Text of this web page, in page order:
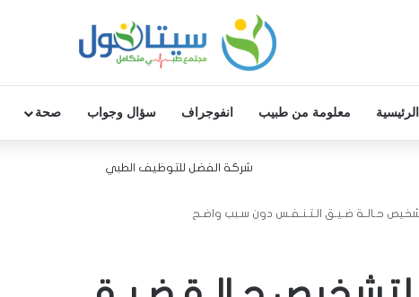
الرئيسية معلومة من طبيب انفوجراف سؤال وجواب صحة
شركة الفضل للتوظيف الطبي
حـالـة ضـيـق الـتـنـفـس دون سـبب واضـح